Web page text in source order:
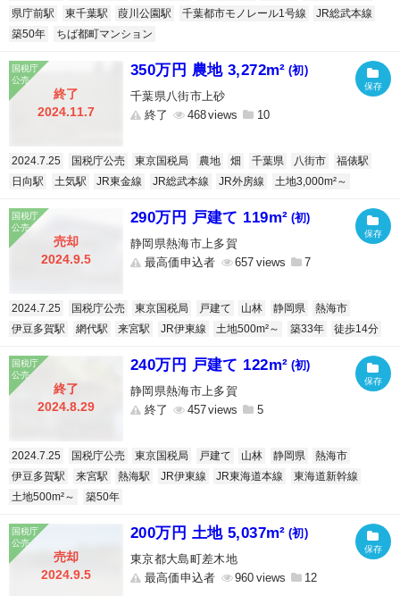
県庁前駅
東千葉駅 葭川公園駅 千葉都市モノレール1号線
JR総武本線
築50年
ちば都町マンション
終了
2024.11.7
350万円 農地 3,272m² (初)
千葉県八街市上砂
終了
468 10
2024.7.25 国税庁公売 東京国税局 農地 畑 千葉県 八街市
福俵駅
日向駅
土気駅 JR東金線 JR総武本線 JR外房線 土地3,000m²～
売却
2024.9.5
290万円 戸建て 119m² (初)
静岡県熱海市上多賀
最高価申込者
657 7
2024.7.25 国税庁公売 東京国税局 戸建て 山林 静岡県
熱海市
伊豆多賀駅
網代駅 来宮駅 JR伊東線 土地500m²～ 築33年 徒歩14分
終了
2024.8.29
240万円 戸建て 122m² (初)
静岡県熱海市上多賀
終了
457 5
2024.7.25 国税庁公売 東京国税局 戸建て 山林 静岡県
熱海市
伊豆多賀駅
来宮駅 熱海駅 JR伊東線 JR東海道本線
東海道新幹線
土地500m²～
築50年
売却
2024.9.5
200万円 土地 5,037m² (初)
東京都大島町差木地
最高価申込者
960 12